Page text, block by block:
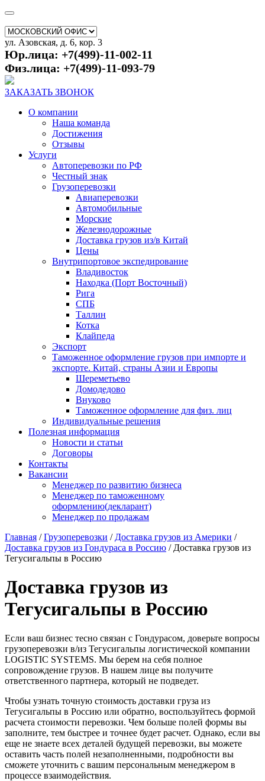
ул. Азовская, д. 6, кор. 3
Юр.лица: +7(499)-11-002-11
Физ.лица: +7(499)-11-093-79
ЗАКАЗАТЬ ЗВОНОК
О компании
Наша команда
Достижения
Отзывы
Услуги
Автоперевозки по РФ
Честный знак
Грузоперевозки
Авиаперевозки
Автомобильные
Морские
Железнодорожные
Доставка грузов из/в Китай
Цены
Внутрипортовое экспедирование
Владивосток
Находка (Порт Восточный)
Рига
СПБ
Таллин
Котка
Клайпеда
Экспорт
Таможенное оформление грузов при импорте и
экспорте. Китай, страны Азии и Европы
Шереметьево
Домодедово
Внуково
Таможенное оформление для физ. лиц
Индивидуальные решения
Полезная информация
Новости и статьи
Договоры
Контакты
Вакансии
Менеджер по развитию бизнеса
Менеджер по таможенному
оформлению(декларант)
Менеджер по продажам
Главная /Грузоперевозки / Доставка грузов из Америки /
Доставка грузов из Гондураса в Россию / Доставка грузов из
Тегусигальпы в Россию
Доставка грузов из
Тегусигальпы в Россию
Если ваш бизнес тесно связан с Гондурасом, доверьте вопросы
грузоперевозки в/из Тегусигальпы логистической компании
LOGISTIC SYSTEMS. Мы берем на себя полное
сопровождение грузов. В нашем лице вы получите
ответственного партнера, который не подведет.
Чтобы узнать точную стоимость доставки груза из
Тегусигальпы в Россию или обратно, воспользуйтесь формой
расчета стоимости перевозки. Чем больше полей формы вы
заполните, тем быстрее и точнее будет расчет. Однако, если вы
еще не знаете всех деталей будущей перевозки, вы можете
оставить часть полей незаполненными, подробности вы
сможете уточнить с вашим персональным менеджером в
процессе взаимодействия.